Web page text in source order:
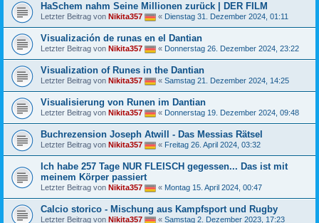
HaSchem nahm Seine Millionen zurück | DER FILM
Letzter Beitrag von Nikita357 « Dienstag 31. Dezember 2024, 01:11
Visualización de runas en el Dantian
Letzter Beitrag von Nikita357 « Donnerstag 26. Dezember 2024, 23:22
Visualization of Runes in the Dantian
Letzter Beitrag von Nikita357 « Samstag 21. Dezember 2024, 14:25
Visualisierung von Runen im Dantian
Letzter Beitrag von Nikita357 « Donnerstag 19. Dezember 2024, 09:48
Buchrezension Joseph Atwill - Das Messias Rätsel
Letzter Beitrag von Nikita357 « Freitag 26. April 2024, 03:32
Ich habe 257 Tage NUR FLEISCH gegessen... Das ist mit
meinem Körper passiert
Letzter Beitrag von Nikita357 « Montag 15. April 2024, 00:47
Calcio storico - Mischung aus Kampfsport und Rugby
Letzter Beitrag von Nikita357 « Samstag 2. Dezember 2023, 17:23